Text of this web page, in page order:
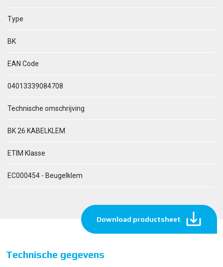
Type
BK
EAN Code
04013339084708
Technische omschrijving
BK 26 KABELKLEM
ETIM Klasse
EC000454 - Beugelklem
Download productsheet
Technische gegevens